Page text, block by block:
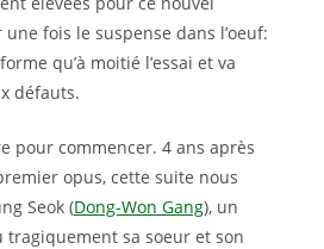
fois le suspense dans l’oeuf:
qu’à moitié l’essai et va
défauts.
pour commencer. 4 ans après
opus, cette suite nous
Seok (Dong-Won Gang), un
sa soeur et son